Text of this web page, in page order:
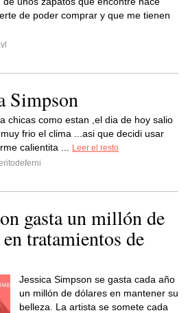
de poder comprar y que me tienen
Simpson
chicas como estan ,el dia de hoy salio
frio el clima ...asi que decidi usar
calientita ...
Leer el resto
gasta un millón de
tratamientos de
Jessica Simpson se gasta cada año
un millón de dólares en mantener su
belleza. La artista se somete cada